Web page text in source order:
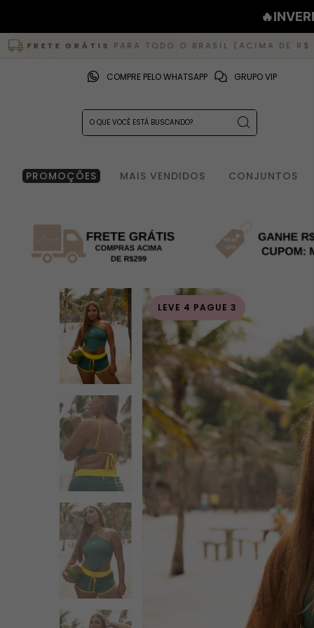
GRÁTISPARA TODO O BRASIL (ACIMA DE R$ 299) |
COMPRE PELO WHATSAPP GRUPO VIP
PROMOÇÕES MAIS VENDIDOS CONJUNTOS
LEVE 4 PAGUE 3